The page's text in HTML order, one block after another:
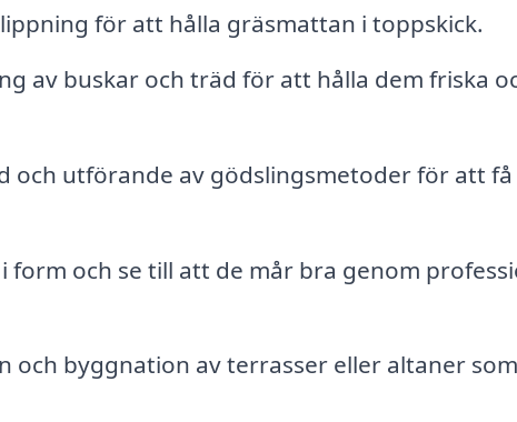
för att hålla gräsmattan i toppskick.
av buskar och träd för att hålla dem friska
och utförande av gödslingsmetoder för att
form och se till att de mår bra genom
och byggnation av terrasser eller altaner som